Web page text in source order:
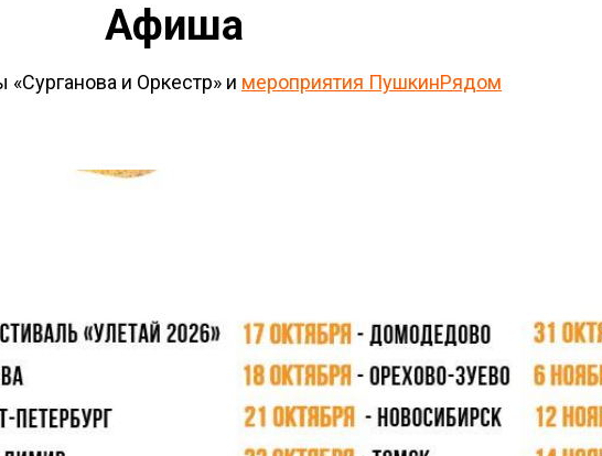
Афиша
«Сурганова и Оркестр» и мероприятия ПушкинРядом